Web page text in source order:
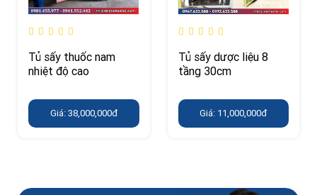
Tủ sấy thuốc nam
nhiệt độ cao
Giá: 38,000,000đ
Tủ sấy dược liệu 8
tầng 30cm
Giá: 11,000,000đ